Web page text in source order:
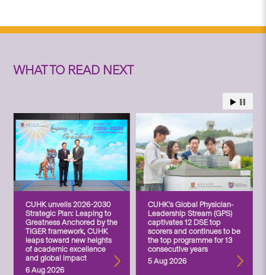
WHAT TO READ NEXT
CUHK unveils 2026-2030
Strategic Plan: Leaping to
Greatness Anchored by the
TIGER framework, CUHK
leaps toward new heights
of academic excellence
and global impact
6 Aug 2026
CUHK’s Global Physician-
Leadership Stream (GPS)
captivates 12 DSE top
scorers and continues to be
the top programme for 13
consecutive years
5 Aug 2026